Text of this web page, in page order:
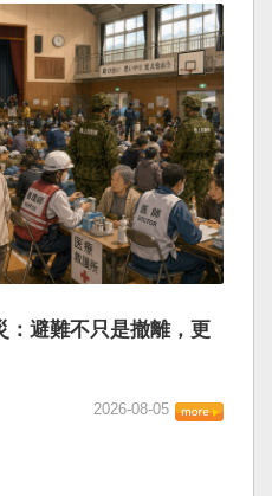
避難不只是撤離，更
2026-08-05